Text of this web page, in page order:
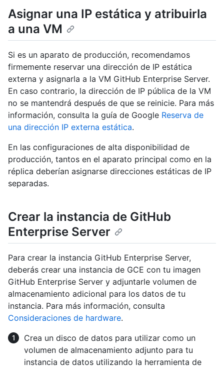
Asignar una IP estática y atribuirla
a una VM
Si es un aparato de producción, recomendamos
firmemente reservar una dirección de IP estática
externa y asignarla a la VM GitHub Enterprise Server.
En caso contrario, la dirección de IP pública de la VM
no se mantendrá después de que se reinicie. Para más
información, consulta la guía de Google Reserva de
una dirección IP externa estática.
En las configuraciones de alta disponibilidad de
producción, tantos en el aparato principal como en la
réplica deberían asignarse direcciones estáticas de IP
separadas.
Crear la instancia de GitHub
Enterprise Server
Para crear la instancia GitHub Enterprise Server,
deberás crear una instancia de GCE con tu imagen
GitHub Enterprise Server y adjuntarle volumen de
almacenamiento adicional para los datos de tu
instancia. Para más información, consulta
Consideraciones de hardware.
Crea un disco de datos para utilizar como un
volumen de almacenamiento adjunto para tu
instancia de datos utilizando la herramienta de